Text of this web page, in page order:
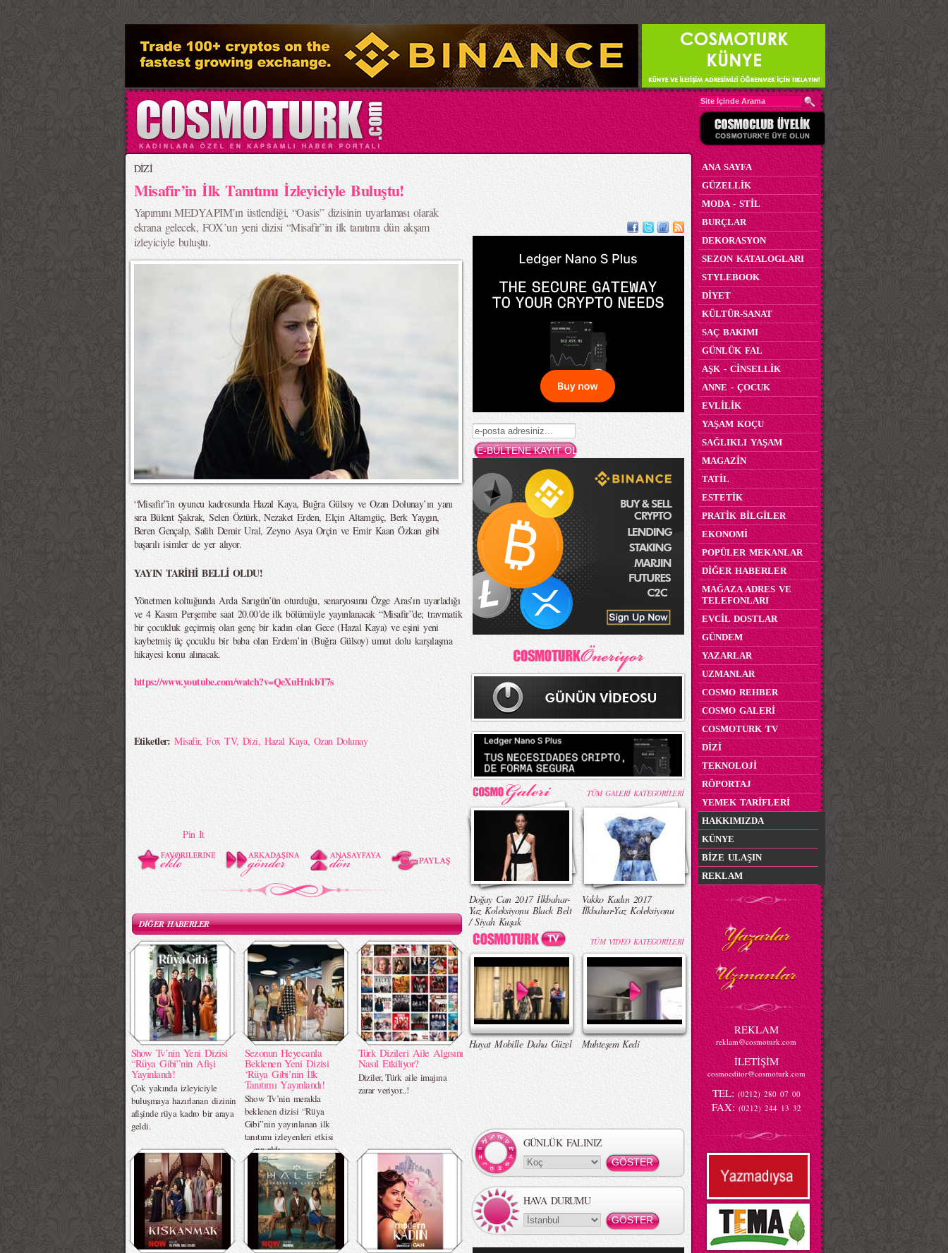
>
DİZİ
Misafir’in İlk Tanıtımı İzleyiciyle Buluştu!
Yapımını MEDYAPIM’ın üstlendiği, “Oasis” dizisinin uyarlaması olarak
ekrana gelecek, FOX’un yeni dizisi “Misafir”in ilk tanıtımı dün akşam
izleyiciyle buluştu.
“Misafir”in oyuncu kadrosunda Hazal Kaya, Buğra Gülsoy ve Ozan Dolunay’ın yanı
sıra Bülent Şakrak, Selen Öztürk, Nezaket Erden, Elçin Altamgüç, Berk Yaygın,
Beren Gençalp, Salih Demir Ural, Zeyno Asya Orçin ve Emir Kaan Özkan gibi
başarılı isimler de yer alıyor.
YAYIN TARİHİ BELLİ OLDU!
Yönetmen koltuğunda Arda Sarıgün’ün oturduğu, senaryosunu Özge Aras’ın uyarladığı
ve 4 Kasım Perşembe saat 20.00’de ilk bölümüyle yayınlanacak “Misafir”de; travmatik
bir çocukluk geçirmiş olan genç bir kadın olan Gece (Hazal Kaya) ve eşini yeni
kaybetmiş üç çocuklu bir baba olan Erdem’in (Buğra Gülsoy) umut dolu karşılaşma
hikayesi konu alınacak.
https://www.youtube.com/watch?v=QeXuHnkbT7s
Etiketler:Misafir,Fox TV, Dizi, Hazal Kaya, Ozan Dolunay
Pin It
DİĞER HABERLER
Show Tv’nin Yeni Dizisi
“Rüya Gibi”nin Afişi
Yayınlandı!
Çok yakında izleyiciyle
buluşmaya hazırlanan dizinin
afişinde rüya kadro bir araya
geldi.
Sezonun Heyecanla
Beklenen Yeni Dizisi
‘Rüya Gibi’nin İlk
Tanıtımı Yayınlandı!
Show Tv’nin merakla
beklenen dizisi “Rüya
Gibi”nin yayınlanan ilk
tanıtımı izleyenleri etkisi
altına aldı.
Türk Dizileri Aile Algısını
Nasıl Etkiliyor?
Diziler, Türk aile imajına
zarar veriyor...!
TÜM GALERİ KATEGORİLERİ
Doğay Can 2017 İlkbahar-
Yaz Koleksiyonu Black Belt
/ Siyah Kuşak
Vakko Kadın 2017
İlkbahar-Yaz Koleksiyonu
TÜM VIDEO KATEGORİLERİ
Hayat Mobille Daha Güzel Muhteşem Kedi
GÜNLÜK FALINIZ
HAVA DURUMU
ANA SAYFA
GÜZELLİK
MODA - STİL
BURÇLAR
DEKORASYON
SEZON KATALOGLARI
STYLEBOOK
DİYET
KÜLTÜR-SANAT
SAÇ BAKIMI
GÜNLÜK FAL
AŞK - CİNSELLİK
ANNE - ÇOCUK
EVLİLİK
YAŞAM KOÇU
SAĞLIKLI YAŞAM
MAGAZİN
TATİL
ESTETİK
PRATİK BİLGİLER
EKONOMİ
POPÜLER MEKANLAR
DİĞER HABERLER
MAĞAZA ADRES VE
TELEFONLARI
EVCİL DOSTLAR
GÜNDEM
YAZARLAR
UZMANLAR
COSMO REHBER
COSMO GALERİ
COSMOTURK TV
DİZİ
TEKNOLOJİ
RÖPORTAJ
YEMEK TARİFLERİ
HAKKIMIZDA
KÜNYE
BİZE ULAŞIN
REKLAM
REKLAM
reklam@cosmoturk.com
İLETİŞİM
cosmoeditor@cosmoturk.com
TEL: (0212) 280 07 00
FAX: (0212) 244 13 32